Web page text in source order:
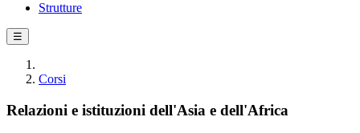
Strutture
☰
Corsi
Relazioni e istituzioni dell'Asia e dell'Africa